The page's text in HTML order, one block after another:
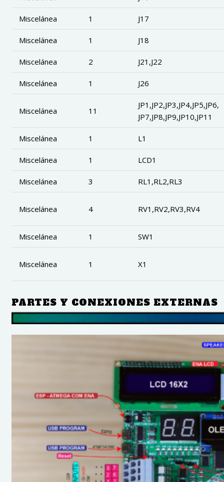
Miscelánea 1 J17
Miscelánea 1 J18
Miscelánea 2 J21,J22
Miscelánea 1 J26
Miscelánea 11
JP1,JP2,JP3,JP4,JP5,JP6,
JP7,JP8,JP9,JP10,JP11
Miscelánea 1 L1
Miscelánea 1 LCD1
Miscelánea 3 RL1,RL2,RL3
Miscelánea 4 RV1,RV2,RV3,RV4
Miscelánea 1 SW1
Miscelánea 1 X1
PARTES Y CONEXIONES EXTERNAS